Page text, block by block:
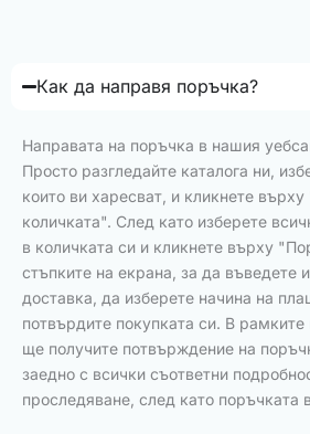
Как да направя поръчка?
Направата на поръчка в нашия
Просто разгледайте каталога ни,
които ви харесват, и кликнете
количката". След като изберете
в количката си и кликнете върху
стъпките на екрана, за да въведете
доставка, да изберете начина на
потвърдите покупката си. В
ще получите потвърждение на
заедно с всички съответни
проследяване, след като поръчката